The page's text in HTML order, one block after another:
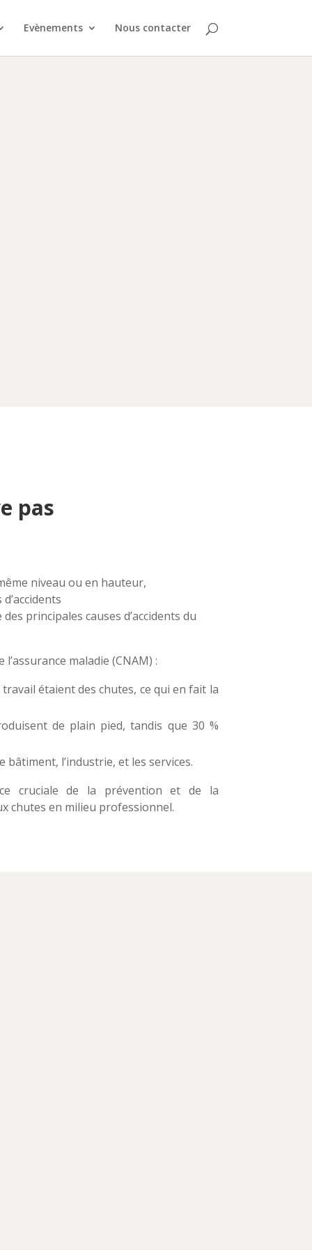
Evènements Nous contacter
pas
niveau ou en hauteur,
principales causes d’accidents du
maladie (CNAM) :
étaient des chutes, ce qui en fait la
de plain pied, tandis que 30 %
l’industrie, et les services.
cruciale de la prévention et de la
chutes en milieu professionnel.